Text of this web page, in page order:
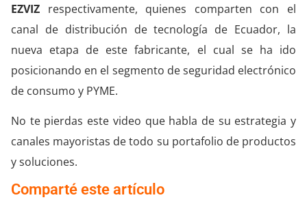
EZVIZ respectivamente, quienes comparten con el
canal de distribución de tecnología de Ecuador, la
nueva etapa de este fabricante, el cual se ha ido
posicionando en el segmento de seguridad electrónico
de consumo y PYME.
No te pierdas este video que habla de su estrategia y
canales mayoristas de todo su portafolio de productos
y soluciones.
Comparté este artículo